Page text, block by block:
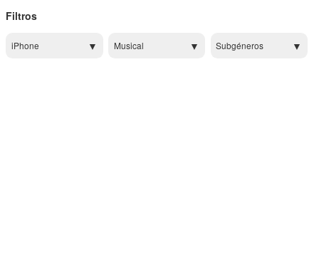
Filtros
iPhone Musical Subgéneros